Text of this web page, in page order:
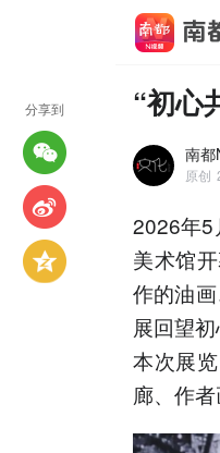
“初心
南都
原创
2026年5
美术馆
作的油
展回望
本次展
廊、作
分享到